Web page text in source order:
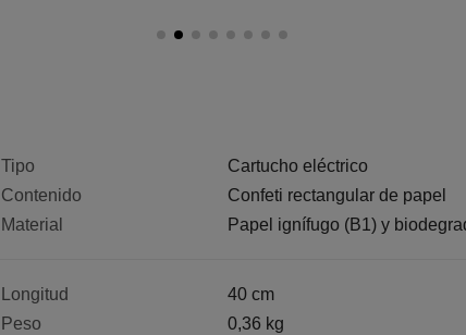
Tipo
Contenido
Material
Cartucho eléctrico
Confeti rectangular de papel
Papel ignífugo (B1) y
Longitud
Peso
40 cm
0,36 kg